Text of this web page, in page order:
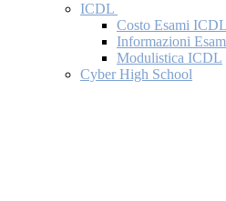
ICDL
Costo Esami ICDL
Informazioni
Modulistica ICDL
Cyber High School